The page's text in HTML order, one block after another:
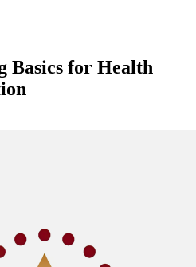
for Health